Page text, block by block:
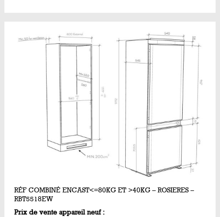
RÉF COMBINÉ ENCAST<=80KG ET >40KG – ROSIERES –
RBT5518EW
Prix de vente appareil neuf :